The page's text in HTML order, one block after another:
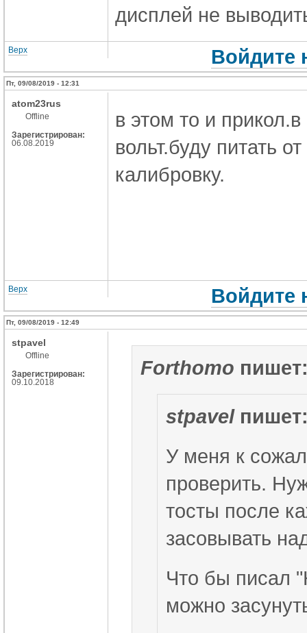
дисплей не
Верх Войдите
Пт, 09/08/2019 - 12:31
atom23rus
Offline
Зарегистрирован:
06.08.2019
в этом то и
вольт.буду питать
калибровку.
Верх Войдите
Пт, 09/08/2019 - 12:49
stpavel
Offline
Зарегистрирован:
09.10.2018
Forthomo
stpavel
У меня к
проверить.
тосты после
засовывать
Что бы писал
можно